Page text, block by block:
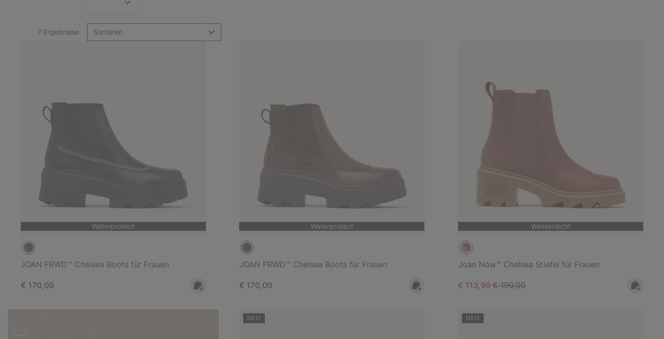
7 Ergebnisse Sortieren
Waterprotect
JOAN FRWD™ Chelsea Boots für Frauen
Regular price:
€ 170,00
Waterprotect
JOAN FRWD™ Chelsea Boots für Frauen
Regular price:
€ 170,00
Wasserdicht
Joan Now™ Chelsea Stiefel für Frauen
Sale price:
€ 113,99Regular price:
€ 190,00
NEU NEU